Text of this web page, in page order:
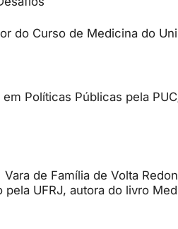
do Curso de Medicina do
Políticas Públicas pela
de Família de Volta
UFRJ, autora do livro